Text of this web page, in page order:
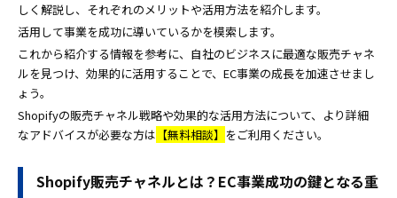
しく解説し、それぞれのメリットや活用方法を紹介します。
活用して事業を成功に導いているかを模索します。
これから紹介する情報を参考に、自社のビジネスに最適な販売チャネ
ルを見つけ、効果的に活用することで、EC事業の成長を加速させまし
ょう。
Shopifyの販売チャネル戦略や効果的な活用方法について、より詳細
なアドバイスが必要な方は 【無料相談】 をご利用ください。
Shopify販売チャネルとは？EC事業成功の鍵となる重